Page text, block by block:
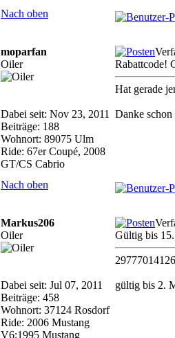
Nach oben
moparfan
Oiler
Dabei seit: Nov 23, 2011
Beiträge: 188
Wohnort: 89075 Ulm
Ride: 67er Coupé, 2008
GT/CS Cabrio
Rabattcode!
Hat gerade
Danke
Nach oben
Markus206
Oiler
Dabei seit: Jul 07, 2011
Beiträge: 458
Wohnort: 37124 Rosdorf
Ride: 2006 Mustang
V6;1995 Mustang
Gültig bis
gültig bis 2.